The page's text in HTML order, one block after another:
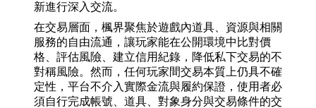
新進行深入交流。
在交易層面，楓界聚焦於遊戲內道具、資源與相關
服務的自由流通，讓玩家能在公開環境中比對價
格、評估風險、建立信用紀錄，降低私下交易的不
對稱風險。然而，任何玩家間交易本質上仍具不確
定性，平台不介入實際金流與履約保證，使用者必
須自行完成帳號、道具、對象身分與交易條件的交